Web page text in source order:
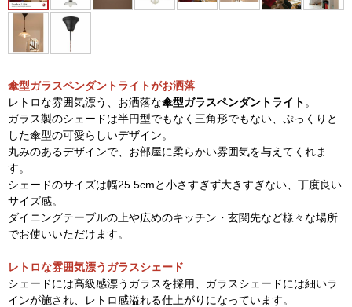
傘型ガラスペンダントライトがお洒落
レトロな雰囲気漂う、お洒落な傘型ガラスペンダントライト 。
ガラス製のシェードは半円型でもなく三角形でもない、ぷっくりと
した傘型の可愛らしいデザイン。
丸みのあるデザインで、お部屋に柔らかい雰囲気を与えてくれま
す。
シェードのサイズは幅25.5cmと小さすぎず大きすぎない、丁度良い
サイズ感。
ダイニングテーブルの上や広めのキッチン・玄関先など様々な場所
でお使いいただけます。
レトロな雰囲気漂うガラスシェード
シェードには高級感漂うガラスを採用、ガラスシェードには細いラ
インが施され、レトロ感溢れる仕上がりになっています。